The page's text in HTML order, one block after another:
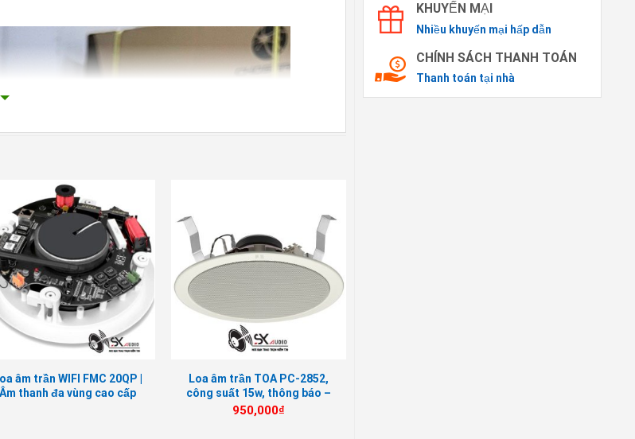
KHUYẾN MẠI
Nhiều khuyến mại hấp dẫn
CHÍNH SÁCH THANH TOÁN
Thanh toán tại nhà
âm trần WIFI FMC 20QP |
Âm thanh đa vùng cao cấp
Loa âm trần TOA PC-2852,
công suất 15w, thông báo –
nghe nhạc nền
950,000₫